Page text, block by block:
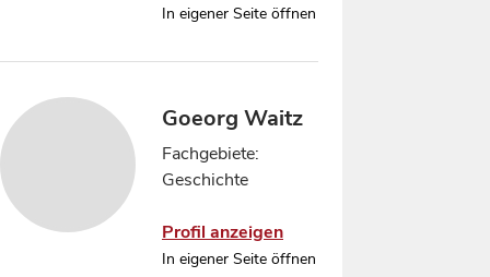
In eigener Seite öffnen
Goeorg Waitz
Fachgebiete:
Geschichte
Profil anzeigen
In eigener Seite öffnen